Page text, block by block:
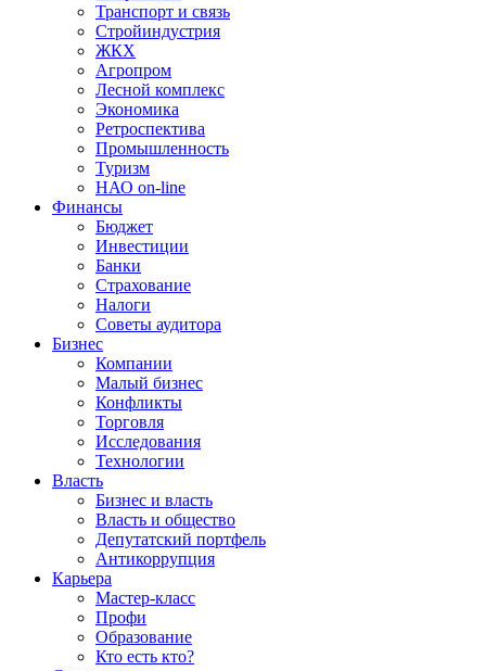
Транспорт и связь
Стройиндустрия
ЖКХ
Агропром
Лесной комплекс
Экономика
Ретроспектива
Промышленность
Туризм
НАО on-line
Финансы
Бюджет
Инвестиции
Банки
Страхование
Налоги
Советы аудитора
Бизнес
Компании
Малый бизнес
Конфликты
Торговля
Исследования
Технологии
Власть
Бизнес и власть
Власть и общество
Депутатский портфель
Антикоррупция
Карьера
Мастер-класс
Профи
Образование
Кто есть кто?